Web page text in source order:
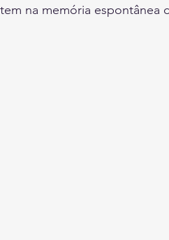
na memória espontânea